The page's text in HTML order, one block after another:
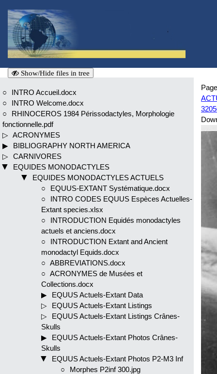
Show/Hide files in tree
INTRO Accueil.docx
INTRO Welcome.docx
RHINOCEROS 1984 Périssodactyles, Morphologie
fonctionnelle.pdf
ACRONYMES
BIBLIOGRAPHY NORTH AMERICA
CARNIVORES
EQUIDES MONODACTYLES
EQUIDES MONODACTYLES ACTUELS
EQUUS-EXTANT Systématique.docx
INTRO CODES EQUUS Espèces Actuelles-
Extant species.xlsx
INTRODUCTION Equidés monodactyles
actuels et anciens.docx
INTRODUCTION Extant and Ancient
monodactyl Equids.docx
ABBREVIATIONS.docx
ACRONYMES de Musées et
Collections.docx
EQUUS Actuels-Extant Data
EQUUS Actuels-Extant Listings
EQUUS Actuels-Extant Listings Crânes-
Skulls
EQUUS Actuels-Extant Photos Crânes-
Skulls
EQUUS Actuels-Extant Photos P2-M3 Inf
Morphes P2inf 300.jpg